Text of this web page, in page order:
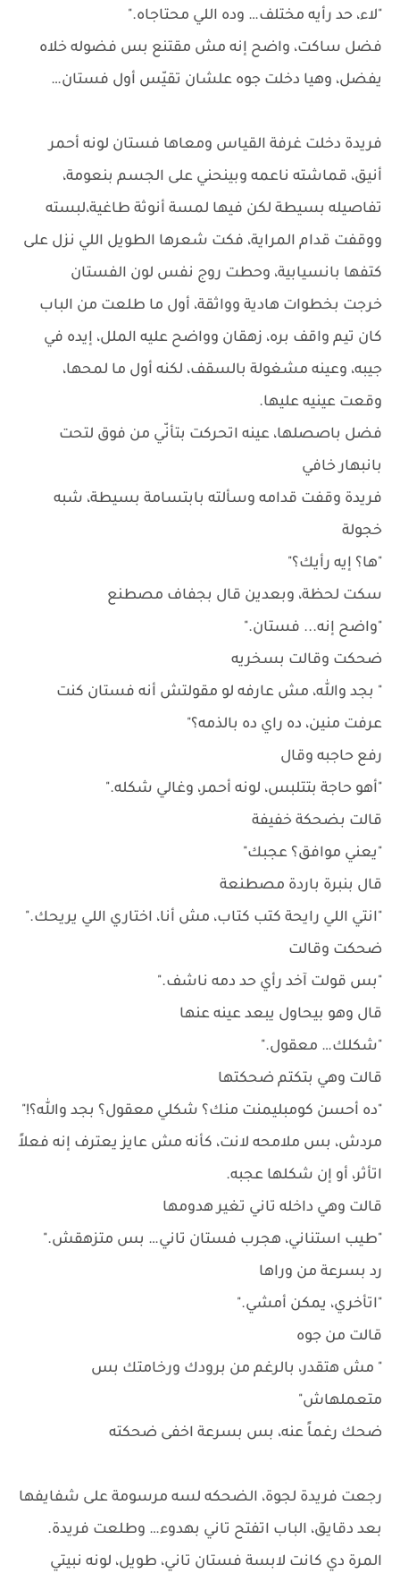
"لاء، حد رأيه مختلف… وده اللي محتاجاه."
فضل ساكت، واضح إنه مش مقتنع بس فضوله خلاه
يفضل، وهيا دخلت جوه علشان تقيّس أول فستان…
فريدة دخلت غرفة القياس ومعاها فستان لونه أحمر
أنيق، قماشته ناعمه وبينحني على الجسم بنعومة،
تفاصيله بسيطة لكن فيها لمسة أنوثة طاغية،لبسته
ووقفت قدام المراية، فكت شعرها الطويل اللي نزل على
كتفها بانسيابية، وحطت روج نفس لون الفستان
خرجت بخطوات هادية وواثقة، أول ما طلعت من الباب
كان تيم واقف بره، زهقان وواضح عليه الملل، إيده في
جيبه، وعينه مشغولة بالسقف، لكنه أول ما لمحها،
وقعت عينيه عليها.
فضل باصصلها، عينه اتحركت بتأنّي من فوق لتحت
بانبهار خافي
فريدة وقفت قدامه وسألته بابتسامة بسيطة، شبه
خجولة
"ها؟ إيه رأيك؟"
سكت لحظة، وبعدين قال بجفاف مصطنع
"واضح إنه... فستان."
ضحكت وقالت بسخريه
" بجد والله، مش عارفه لو مقولتش أنه فستان كنت
عرفت منين، ده راي ده بالذمه؟"
رفع حاجبه وقال
"أهو حاجة بتتلبس، لونه أحمر، وغالي شكله."
قالت بضحكة خفيفة
"يعني موافق؟ عجبك"
قال بنبرة باردة مصطنعة
"انتي اللي رايحة كتب كتاب، مش أنا، اختاري اللي يريحك."
ضحكت وقالت
"بس قولت آخد رأي حد دمه ناشف."
قال وهو بيحاول يبعد عينه عنها
"شكلك… معقول."
قالت وهي بتكتم ضحكتها
"ده أحسن كومبليمنت منك؟ شكلي معقول؟ بجد والله؟!"
مردش، بس ملامحه لانت، كأنه مش عايز يعترف إنه فعلاً
اتأثر، أو إن شكلها عجبه.
قالت وهي داخله تاني تغير هدومها
"طيب استناني، هجرب فستان تاني… بس متزهقش."
رد بسرعة من وراها
"اتأخري، يمكن أمشي."
قالت من جوه
" مش هتقدر، بالرغم من برودك ورخامتك بس
متعملهاش"
ضحك رغماً عنه، بس بسرعة اخفى ضحكته
رجعت فريدة لجوة، الضحكه لسه مرسومة على شفايفها
بعد دقايق، الباب اتفتح تاني بهدوء… وطلعت فريدة.
المرة دي كانت لابسة فستان تاني، طويل، لونه نبيتي